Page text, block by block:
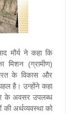
मौर्य ने कहा कि
मिशन (ग्रामीण)
के विकास और
है। उन्होंने कहा
के अवसर उपलब्ध
अर्थव्यवस्था को